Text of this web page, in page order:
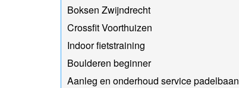
Boksen Zwijndrecht
Crossfit Voorthuizen
Indoor fietstraining
Boulderen beginner
Aanleg en onderhoud service padelbaan